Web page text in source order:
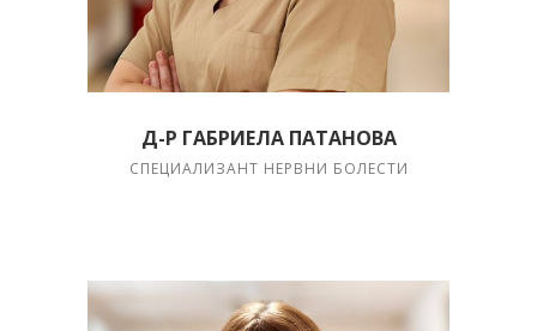
Д-Р ГАБРИЕЛА ПАТАНОВА
СПЕЦИАЛИЗАНТ НЕРВНИ БОЛЕСТИ